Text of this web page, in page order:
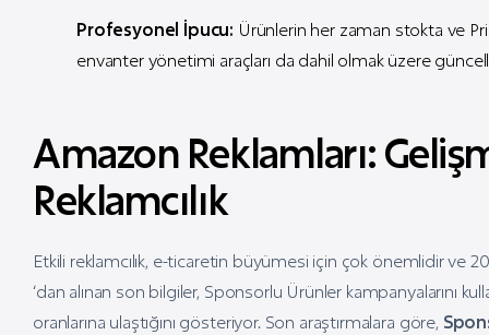
Profesyonel İpucu: Ürünlerin her zaman stokta ve
envanter yönetimi araçları da dahil olmak üzere
Amazon Reklamları:
Reklamcılık
Etkili reklamcılık, e-ticaretin büyümesi için çok önemlidir
‘dan alınan son bilgiler, Sponsorlu Ürünler kampanyalarını
oranlarına ulaştığını gösteriyor. Son araştırmalara göre,